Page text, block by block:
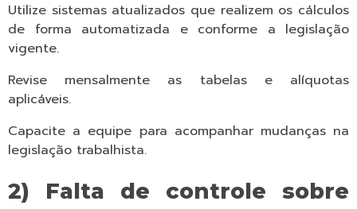
Utilize sistemas atualizados que realizem os cálculos
de forma automatizada e conforme a legislação
vigente.
Revise mensalmente as tabelas e alíquotas
aplicáveis.
Capacite a equipe para acompanhar mudanças na
legislação trabalhista.
2) Falta de controle sobre